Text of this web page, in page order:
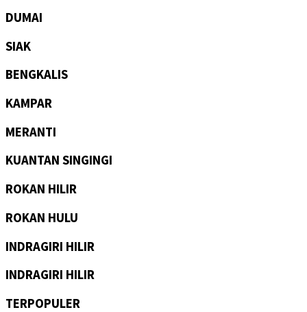
DUMAI
SIAK
BENGKALIS
KAMPAR
MERANTI
KUANTAN SINGINGI
ROKAN HILIR
ROKAN HULU
INDRAGIRI HILIR
INDRAGIRI HILIR
TERPOPULER